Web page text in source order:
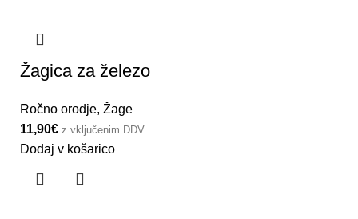
Žagica za železo
Ročno orodje, Žage
11,90€ z vključenim DDV
Dodaj v košarico